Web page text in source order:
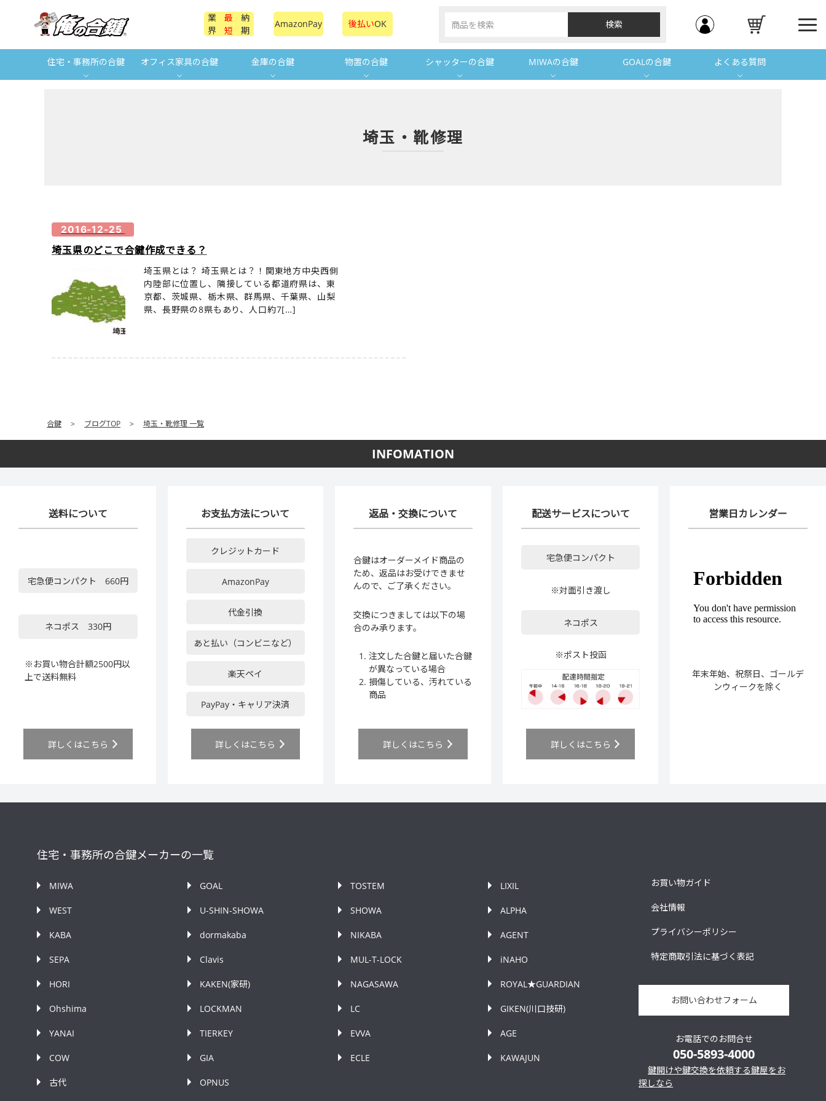
業
界
最
短
納
期
AmazonPay 後払いOK
住宅・事務所の合鍵 オフィス家具の合鍵 金庫の合鍵 物置の合鍵 シャッターの合鍵 MIWAの合鍵 GOALの合鍵 よくある質問
埼玉・靴修理
2016-12-25
埼玉県のどこで合鍵作成できる？
埼玉県とは？ 埼玉県とは？！関東地方中央西側
内陸部に位置し、隣接している都道府県は、東
京都、茨城県、栃木県、群馬県、千葉県、山梨
県、長野県の8県もあり、人口約7[…]
合鍵 > ブログTOP > 埼玉・靴修理 一覧
INFOMATION
送料について
宅急便コンパクト 660円
ネコポス 330円
※お買い物合計額2500円以
上で送料無料
詳しくはこちら
お支払方法について
クレジットカード
AmazonPay
代金引換
あと払い（コンビニなど）
楽天ペイ
PayPay・キャリア決済
詳しくはこちら
返品・交換について
合鍵はオーダーメイド商品の
ため、返品はお受けできませ
んので、ご了承ください。
交換につきましては以下の場
合のみ承ります。
注文した合鍵と届いた合鍵
が異なっている場合
損傷している、汚れている
商品
詳しくはこちら
配送サービスについて
宅急便コンパクト
※対面引き渡し
ネコポス
※ポスト投函
詳しくはこちら
営業日カレンダー
年末年始、祝祭日、ゴールデ
ンウィークを除く
住宅・事務所の合鍵メーカーの一覧
MIWA GOAL TOSTEM LIXIL
WEST U-SHIN-SHOWA SHOWA ALPHA
KABA dormakaba NIKABA AGENT
SEPA Clavis MUL-T-LOCK iNAHO
HORI KAKEN(家研) NAGASAWA ROYAL★GUARDIAN
Ohshima LOCKMAN LC GIKEN(川口技研)
YANAI TIERKEY EVVA AGE
COW GIA ECLE KAWAJUN
古代 OPNUS
お買い物ガイド
会社情報
プライバシーポリシー
特定商取引法に基づく表記
お問い合わせフォーム
お電話でのお問合せ
050-5893-4000
鍵開けや鍵交換を依頼する鍵屋をお
探しなら